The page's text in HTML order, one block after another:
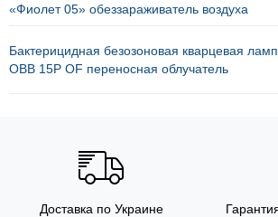
«Фиолет 05» обеззараживатель воздуха
Бактерицидная безозоновая кварцевая
ОBB 15P OF переносная облучатель
Доставка по Украине